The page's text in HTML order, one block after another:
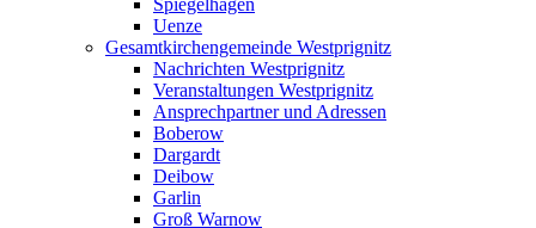
Spiegelhagen
Uenze
Gesamtkirchengemeinde Westprignitz
Nachrichten Westprignitz
Veranstaltungen Westprignitz
Ansprechpartner und Adressen
Boberow
Dargardt
Deibow
Garlin
Groß Warnow